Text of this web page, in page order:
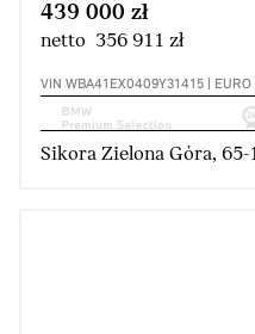
439 000 zł
netto 356 911 zł
VIN WBA41EX0409Y31415 |
Sikora Zielona Góra,